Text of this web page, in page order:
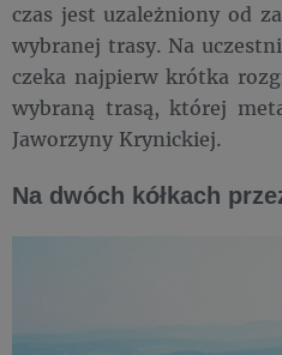
czas jest uzależniony od
wybranej trasy. Na
czeka najpierw krótka
wybraną trasą, której
Jaworzyny Krynickiej.
Na dwóch kółkach